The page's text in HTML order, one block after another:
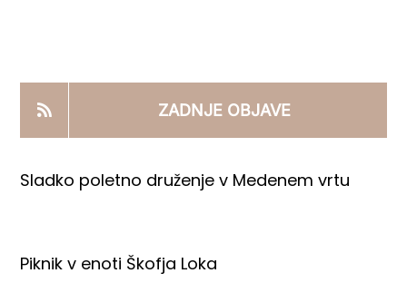
PRODAJNI IZDELKI
AKTUALNO
ZADNJE OBJAVE
Sladko poletno druženje v Medenem vrtu
Piknik v enoti Škofja Loka